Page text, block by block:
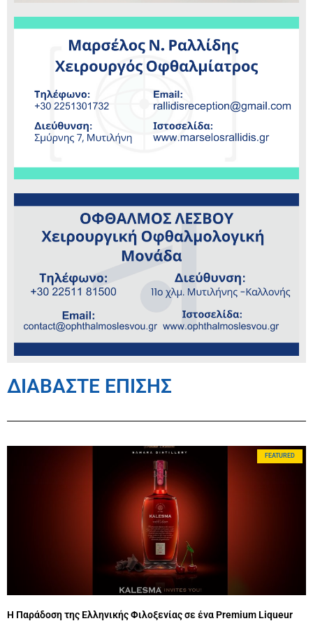
ΔΙΑΒΑΣΤΕ ΕΠΙΣΗΣ
FEATURED
Η Παράδοση της Ελληνικής Φιλοξενίας σε ένα Premium Liqueur